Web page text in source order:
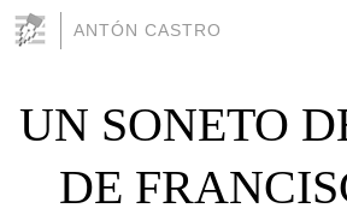
ANTÓN CASTRO
UN SONETO
DE